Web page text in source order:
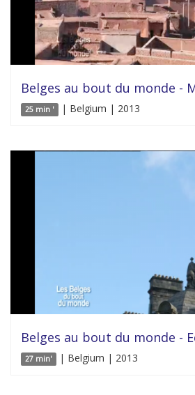
Belges au bout du monde -
25 min ' | Belgium | 2013
Belges au bout du monde -
27 min' | Belgium | 2013